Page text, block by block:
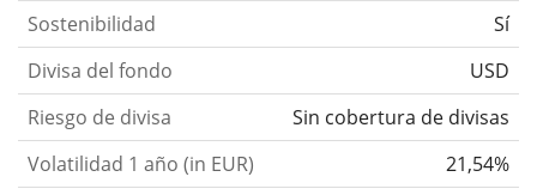
Sostenibilidad
Sí
Divisa del fondo
USD
Riesgo de divisa
Sin cobertura de divisas
Volatilidad 1 año (in EUR)
21,54%